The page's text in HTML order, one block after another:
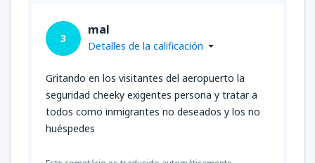
3
mal
Detalles de la calificación
Gritando en los visitantes del aeropuerto la
seguridad cheeky exigentes persona y tratar a
todos como inmigrantes no deseados y los no
huéspedes